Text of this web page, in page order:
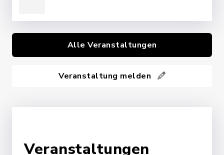
Veranstaltungen
Alle Veranstaltungen
Veranstaltung melden